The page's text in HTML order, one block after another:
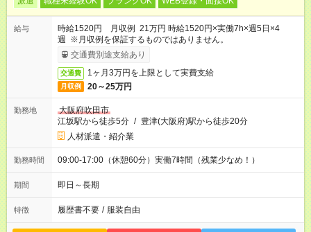
給与
時給1520円 月収例 21万円 時給1520円×実働7h×週5日×4
週 ※月収例を保証するものではありません。
交通費別途支給あり
交通費 1ヶ月3万円を上限として実費支給
月収例 20～25万円
勤務地
大阪府吹田市
江坂駅から徒歩5分 / 豊津(大阪府)駅から徒歩20分
人材派遣・紹介業
勤務時間 09:00-17:00（休憩60分）実働7時間（残業少なめ！）
期間 即日～長期
特徴 履歴書不要 / 服装自由